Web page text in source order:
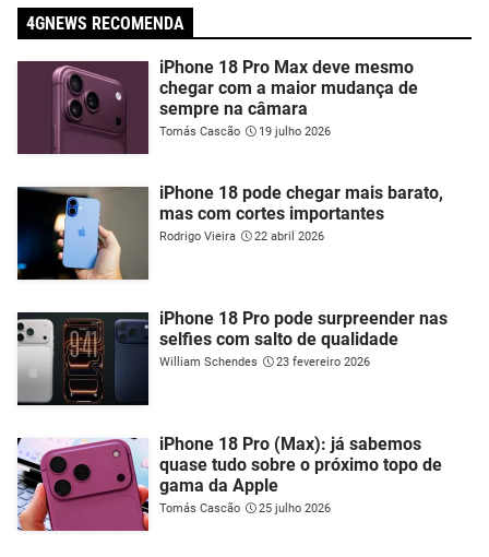
4GNEWS RECOMENDA
iPhone 18 Pro Max deve mesmo
chegar com a maior mudança de
sempre na câmara
Tomás Cascão 19 julho 2026
iPhone 18 pode chegar mais barato,
mas com cortes importantes
Rodrigo Vieira 22 abril 2026
iPhone 18 Pro pode surpreender nas
selfies com salto de qualidade
William Schendes 23 fevereiro 2026
iPhone 18 Pro (Max): já sabemos
quase tudo sobre o próximo topo de
gama da Apple
Tomás Cascão 25 julho 2026